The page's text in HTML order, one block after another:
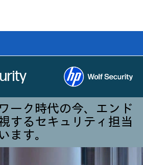
ーク時代の今、エンド
するセキュリティ担当
ます。